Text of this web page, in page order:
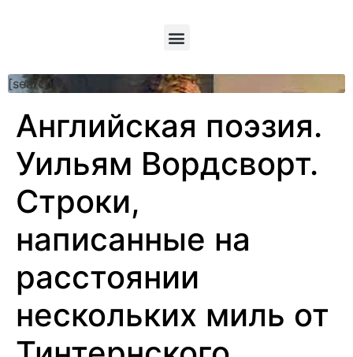
[searchform]
Английская поэзия.
Уильям Вордсворт.
Строки,
написанные на
расстоянии
нескольких миль от